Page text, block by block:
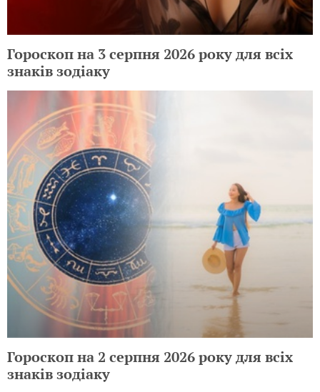
Гороскоп на 3 серпня 2026 року для всіх
знаків зодіаку
Гороскоп на 2 серпня 2026 року для всіх
знаків зодіаку